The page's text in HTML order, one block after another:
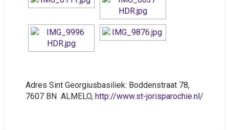
Adres Sint Georgiusbasiliek: Boddenstraat 78,
7607 BN ALMELO, http://www.st-jorisparochie.nl/